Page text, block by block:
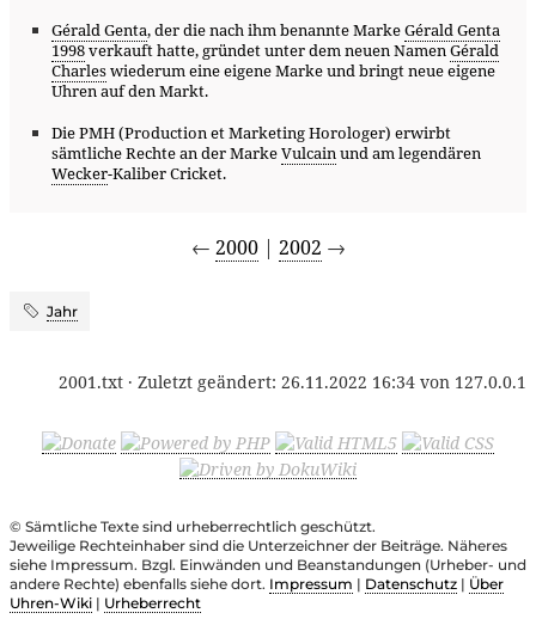
Gérald Genta, der die nach ihm benannte MarkeGérald Genta
1998verkauft hatte, gründet unter dem neuen NamenGérald
Charleswiederum eine eigene Marke und bringt neue eigene
Uhren auf den Markt.
Die PMH (Production et Marketing Horologer) erwirbt
sämtliche Rechte an der MarkeVulcainund am legendären
Wecker-Kaliber Cricket.
← 2000| 2002 →
Jahr
2001.txt · Zuletzt geändert: 26.11.2022 16:34 von 127.0.0.1
© Sämtliche Texte sind urheberrechtlich geschützt.
Jeweilige Rechteinhaber sind die Unterzeichner der Beiträge. Näheres
siehe Impressum. Bzgl. Einwänden und Beanstandungen (Urheber- und
andere Rechte) ebenfalls siehe dort. Impressum | Datenschutz | Über
Uhren-Wiki | Urheberrecht